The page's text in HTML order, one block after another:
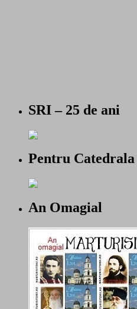
SRI – 25 de ani
Pentru
An Omagial